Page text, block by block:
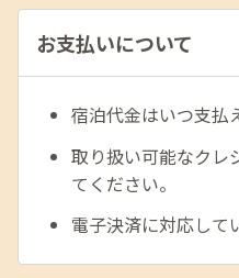
お支払いについて
宿泊代金はいつ支払
取り扱い可能なクレ
てください。
電子決済に対応して